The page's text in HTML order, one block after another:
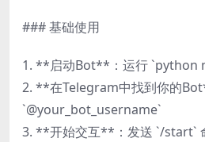
### 基础使用
1. **启动Bot**：运行 `python
2. **在Telegram中找到你的
`@your_bot_username`
3. **开始交互**：发送 `/start`